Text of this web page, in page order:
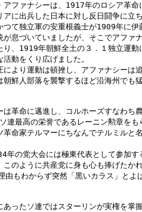
ファナシーは、1917年のロシア革命
に出兵した日本に対し反日闘争に立
つて独立軍の安重根義士が1909年に伊
息づいていましたが、そこでアファ
り、1919年朝鮮全土の３．１独立運動
動をくり広げました。
より運動は頓挫し、アファナシーは
鮮人部落を襲撃するほど沿海州でも
革命に邁進し、コルホーズすなわち
連最高の栄誉であるレーニン勲章をも
命家テルマーにちなんでテルミルと
の党大会には極東代表として参加す
のように共産党に身も心も捧げたか
由もわからず突然「黒いカラス」とよ
ったソ連ではスターリンが実権を掌